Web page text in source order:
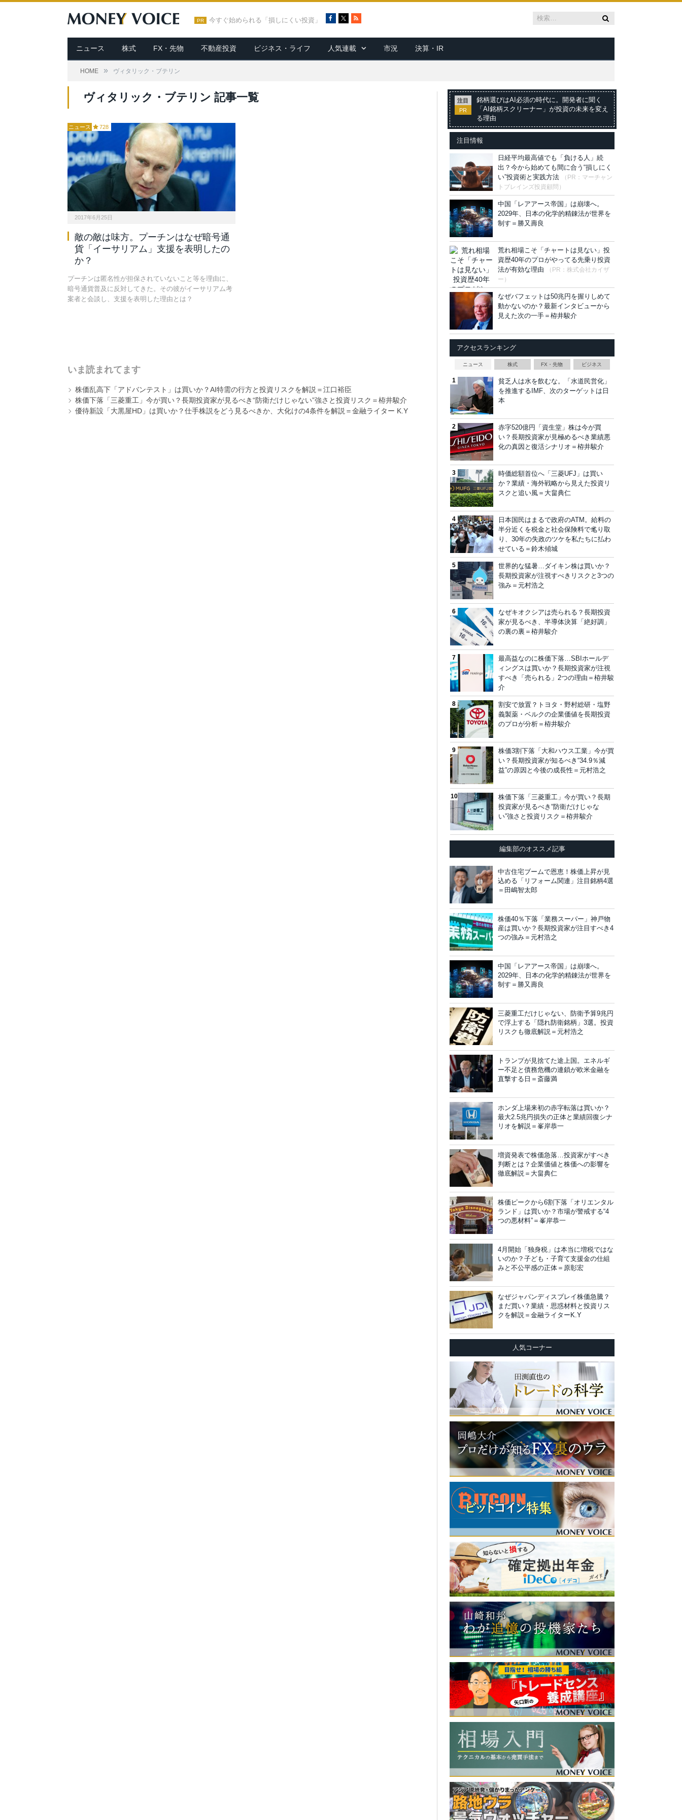
PR 今すぐ始められる「損しにくい投資」
c
e
b
R
S
ニュース 株式 FX・先物 不動産投資 ビジネス・ライフ 人気連載 市況 決算・IR
HOME » ヴィタリック・ブテリン
ヴィタリック・ブテリン 記事一覧
ニュース 728
2017年6月25日
敵の敵は味方。プーチンはなぜ暗号通
貨「イーサリアム」支援を表明したの
か？
プーチンは匿名性が担保されていないこと等を理由に、
暗号通貨普及に反対してきた。その彼がイーサリアム考
案者と会談し、支援を表明した理由とは？
いま読まれてます
株価乱高下「アドバンテスト」は買いか？AI特需の行方と投資リスクを解説＝江口裕臣
株価下落「三菱重工」今が買い？長期投資家が見るべき“防衛だけじゃない”強さと投資リスク＝栫井駿介
優待新設「大黒屋HD」は買いか？仕手株説をどう見るべきか、大化けの4条件を解説＝金融ライター K.Y
注目
PR
銘柄選びはAI必須の時代に。開発者に聞く
「AI銘柄スクリーナー」が投資の未来を変え
る理由
注目情報
日経平均最高値でも「負ける人」続
出？今から始めても間に合う“損しにく
い”投資術と実践方法
（PR：マーチャン
トブレインズ投資顧問）
中国「レアアース帝国」は崩壊へ。
2029年、日本の化学的精錬法が世界を
制す＝勝又壽良
荒れ相場こそ「チャートは見ない」投
資歴40年のプロがやってる先乗り投資
法が有効な理由
（PR：株式会社カイザ
ー）
なぜバフェットは50兆円を握りしめて
動かないのか？最新インタビューから
見えた次の一手＝栫井駿介
アクセスランキング
ニュース 株式 FX・先物 ビジネス
貧乏人は水を飲むな。「水道民営化」
を推進するIMF、次のターゲットは日
本
赤字520億円「資生堂」株は今が買
い？長期投資家が見極めるべき業績悪
化の真因と復活シナリオ＝栫井駿介
時価総額首位へ「三菱UFJ」は買い
か？業績・海外戦略から見えた投資リ
スクと追い風＝大畠典仁
日本国民はまるで政府のATM。給料の
半分近くを税金と社会保険料で毟り取
り、30年の失政のツケを私たちに払わ
せている＝鈴木傾城
世界的な猛暑…ダイキン株は買いか？
長期投資家が注視すべきリスクと3つの
強み＝元村浩之
なぜキオクシアは売られる？長期投資
家が見るべき、半導体決算「絶好調」
の裏の裏＝栫井駿介
最高益なのに株価下落…SBIホールデ
ィングスは買いか？長期投資家が注視
すべき「売られる」2つの理由＝栫井駿
介
割安で放置？トヨタ・野村総研・塩野
義製薬・ベルクの企業価値を長期投資
のプロが分析＝栫井駿介
株価3割下落「大和ハウス工業」今が買
い？長期投資家が知るべき“34.9％減
益”の原因と今後の成長性＝元村浩之
株価下落「三菱重工」今が買い？長期
投資家が見るべき“防衛だけじゃな
い”強さと投資リスク＝栫井駿介
編集部のオススメ記事
中古住宅ブームで恩恵！株価上昇が見
込める「リフォーム関連」注目銘柄4選
＝田嶋智太郎
株価40％下落「業務スーパー」神戸物
産は買いか？長期投資家が注目すべき4
つの強み＝元村浩之
中国「レアアース帝国」は崩壊へ。
2029年、日本の化学的精錬法が世界を
制す＝勝又壽良
三菱重工だけじゃない、防衛予算9兆円
で浮上する「隠れ防衛銘柄」3選。投資
リスクも徹底解説＝元村浩之
トランプが見捨てた途上国。エネルギ
ー不足と債務危機の連鎖が欧米金融を
直撃する日＝斎藤満
ホンダ上場来初の赤字転落は買いか？
最大2.5兆円損失の正体と業績回復シナ
リオを解説＝峯岸恭一
増資発表で株価急落…投資家がすべき
判断とは？企業価値と株価への影響を
徹底解説＝大畠典仁
株価ピークから6割下落「オリエンタル
ランド」は買いか？市場が警戒する“4
つの悪材料”＝峯岸恭一
4月開始「独身税」は本当に増税ではな
いのか？子ども・子育て支援金の仕組
みと不公平感の正体＝原彰宏
なぜジャパンディスプレイ株価急騰？
まだ買い？業績・思惑材料と投資リス
クを解説＝金融ライターK.Y
人気コーナー